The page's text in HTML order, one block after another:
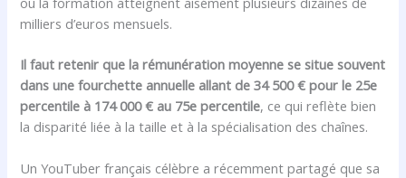
milliers d’euros mensuels.
Il faut retenir que la rémunération moyenne se situe souvent
dans une fourchette annuelle allant de 34 500 € pour le 25e
percentile à 174 000 € au 75e percentile, ce qui reflète bien
la disparité liée à la taille et à la spécialisation des chaînes.
Un YouTuber français célèbre a récemment partagé que sa